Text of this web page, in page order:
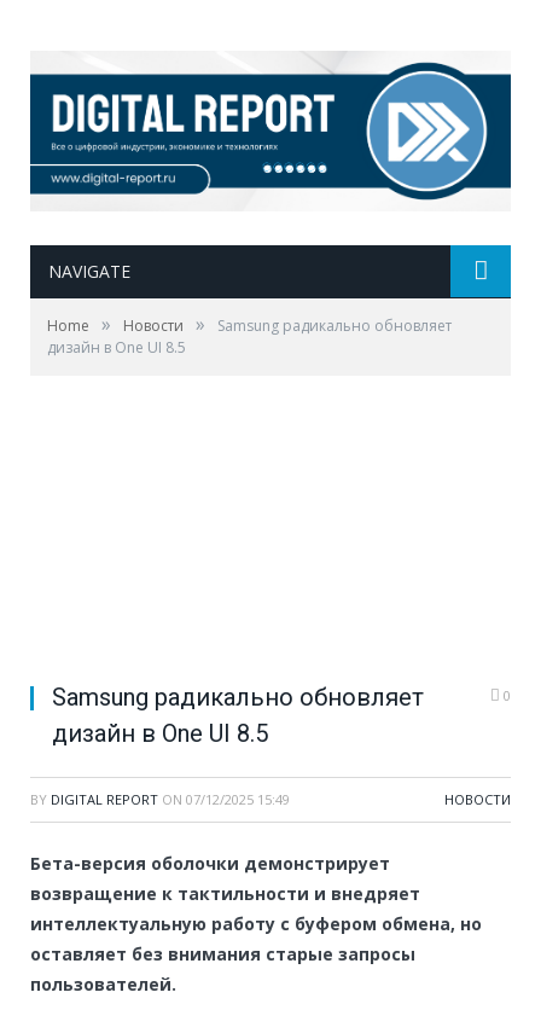
NAVIGATE
Home » Новости »
Samsung радикально обновляет
дизайн в One UI 8.5
Samsung радикально обновляет
дизайн в One UI 8.5
0
BY DIGITAL REPORT ON 07/12/2025 15:49 НОВОСТИ
Бета-версия оболочки демонстрирует
возвращение к тактильности и внедряет
интеллектуальную работу с буфером обмена, но
оставляет без внимания старые запросы
пользователей.